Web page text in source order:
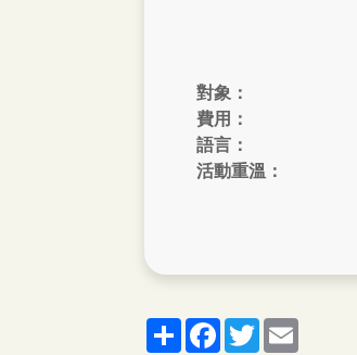
對象：
費用：
語言：
活動重溫：
分
享
脸
书
推
特
郵